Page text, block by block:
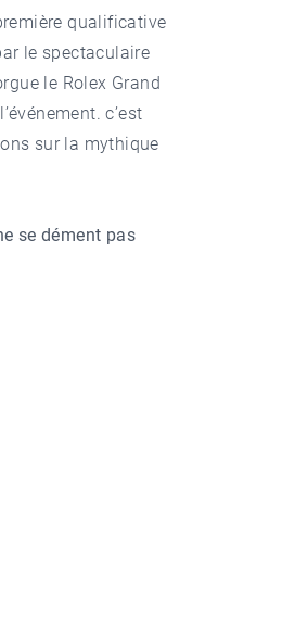
qualificative
le spectaculaire
le Rolex Grand
c’est
sur la mythique
se dément pas